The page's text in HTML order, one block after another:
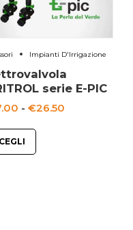
Impianti D'Irrigazione
serie E-PIC
- €26.50